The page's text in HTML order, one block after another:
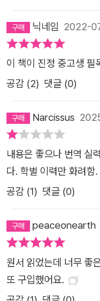
조절할 수 있을까? 아이
생산성은 잠과 어떤 관
이해하기 쉽게 쓰인 이
해 보자. 그것이 인생
닉네임 2022-
이 책이 진정 중고생 필
공감 (2) 댓글 (0)
Narcissus
내용은 좋으나 번역 실
다. 학벌 이력만 화려함.
공감 (1) 댓글 (0)
peaceonearth
원서 읽었는데 너무 좋
또 구입했어요.